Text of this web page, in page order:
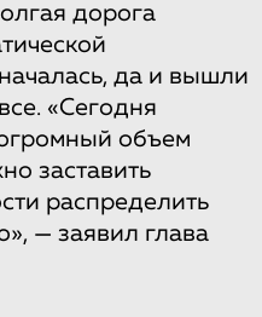
дорога
да и вышли
«Сегодня
объем
заставить
распределить
— заявил глава